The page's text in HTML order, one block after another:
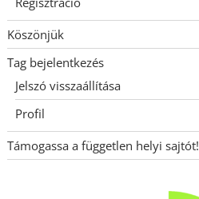
Köszönjük
Tag bejelentkezés
Jelszó visszaállítása
Profil
Támogassa a független helyi sajtót!